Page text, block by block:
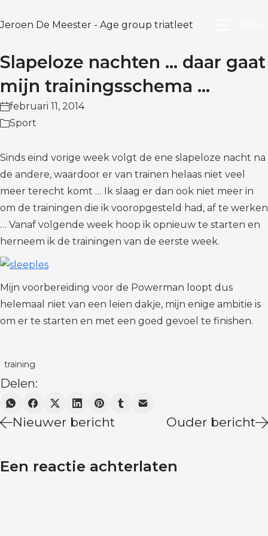
Jeroen De Meester - Age group triatleet
Slapeloze nachten … daar gaat
mijn trainingsschema …
februari 11, 2014
Sport
Sinds eind vorige week volgt de ene slapeloze nacht na
de andere, waardoor er van trainen helaas niet veel
meer terecht komt … Ik slaag er dan ook niet meer in
om de trainingen die ik vooropgesteld had, af te werken
… Vanaf volgende week hoop ik opnieuw te starten en
herneem ik de trainingen van de eerste week.
Mijn voorbereiding voor de Powerman loopt dus
helemaal niet van een leien dakje, mijn enige ambitie is
om er te starten en met een goed gevoel te finishen.
training
Delen:
Nieuwer bericht Ouder bericht
Een reactie achterlaten